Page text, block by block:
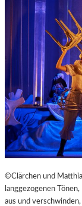
©Clärchen und
langgezogenen
aus und